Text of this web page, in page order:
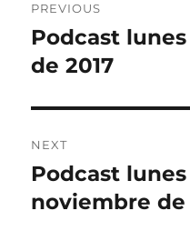
navigation
PREVIOUS
Previous
post:
Podcast
de 2017
NEXT
Next
post:
Podcast
noviembre de